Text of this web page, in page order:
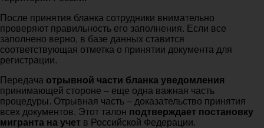
После принятия бланка сотрудники внимательно
проверяют правильность его заполнения. Если все
заполнено верно, в базе данных ставится
соответствующая отметка о принятии документа для
регистрации.
Передача отрывной части бланка уведомления
принимающей стороне – еще одна важная часть
процедуры. Отрывная часть – доказательство принятия
всех документов. Этот талон подтверждает постановку
мигранта на учет в Российской Федерации.